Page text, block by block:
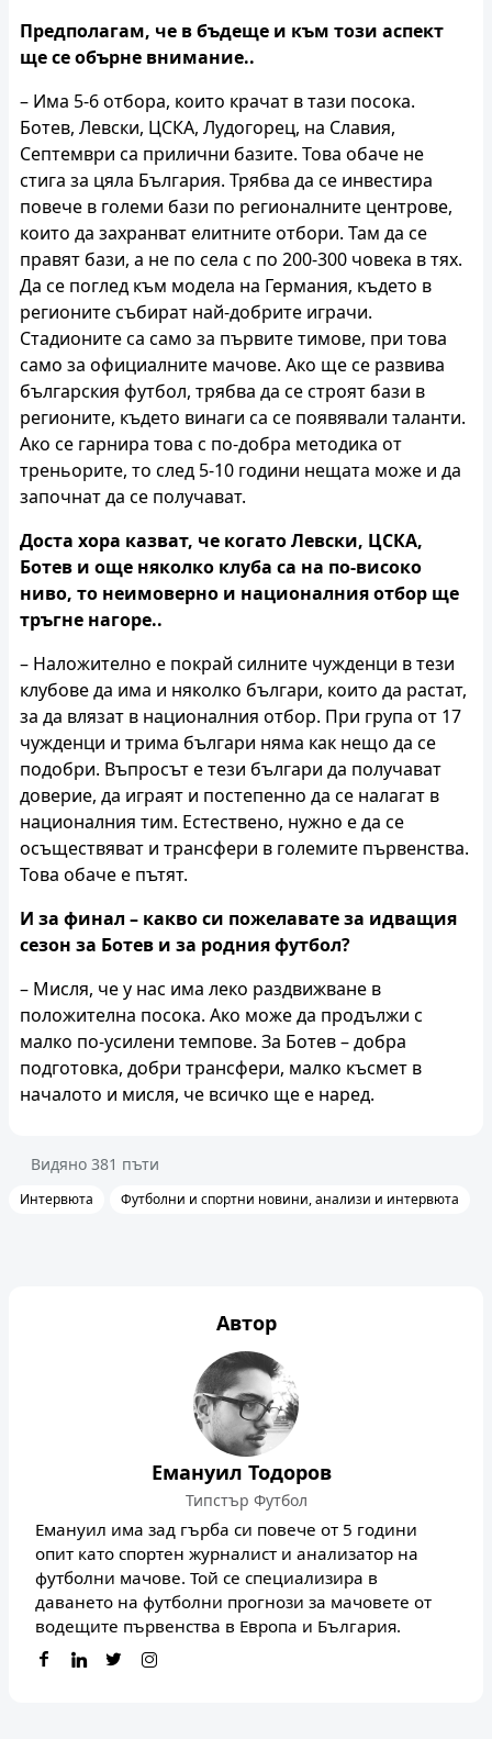
Предполагам, че в бъдеще и към този аспект
ще се обърне внимание..
– Има 5-6 отбора, които крачат в тази посока.
Ботев, Левски, ЦСКА, Лудогорец, на Славия,
Септември са прилични базите. Това обаче не
стига за цяла България. Трябва да се инвестира
повече в големи бази по регионалните центрове,
които да захранват елитните отбори. Там да се
правят бази, а не по села с по 200-300 човека в тях.
Да се поглед към модела на Германия, където в
регионите събират най-добрите играчи.
Стадионите са само за първите тимове, при това
само за официалните мачове. Ако ще се развива
българския футбол, трябва да се строят бази в
регионите, където винаги са се появявали таланти.
Ако се гарнира това с по-добра методика от
треньорите, то след 5-10 години нещата може и да
започнат да се получават.
Доста хора казват, че когато Левски, ЦСКА,
Ботев и още няколко клуба са на по-високо
ниво, то неимоверно и националния отбор ще
тръгне нагоре..
– Наложително е покрай силните чужденци в тези
клубове да има и няколко българи, които да растат,
за да влязат в националния отбор. При група от 17
чужденци и трима българи няма как нещо да се
подобри. Въпросът е тези българи да получават
доверие, да играят и постепенно да се налагат в
националния тим. Естествено, нужно е да се
осъществяват и трансфери в големите първенства.
Това обаче е пътят.
И за финал – какво си пожелавате за идващия
сезон за Ботев и за родния футбол?
– Мисля, че у нас има леко раздвижване в
положителна посока. Ако може да продължи с
малко по-усилени темпове. За Ботев – добра
подготовка, добри трансфери, малко късмет в
началото и мисля, че всичко ще е наред.
Видяно 381 пъти
Интервюта Футболни и спортни новини, анализи и интервюта
Автор
Емануил Тодоров
Типстър Футбол
Емануил има зад гърба си повече от 5 години
опит като спортен журналист и анализатор на
футболни мачове. Той се специализира в
даването на футболни прогнози за мачовете от
водещите първенства в Европа и България.